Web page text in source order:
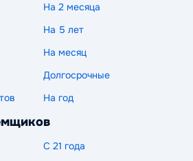
На 2 месяца
На 5 лет
На месяц
Долгосрочные
На год
С 21 года